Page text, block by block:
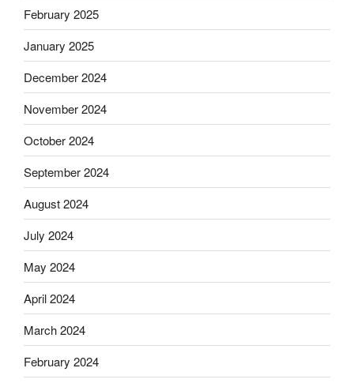
February 2025
January 2025
December 2024
November 2024
October 2024
September 2024
August 2024
July 2024
May 2024
April 2024
March 2024
February 2024